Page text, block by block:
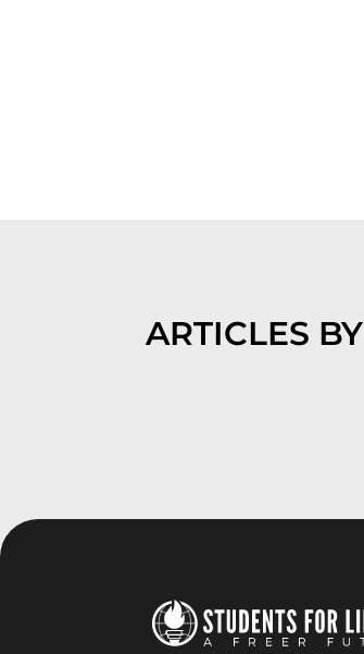
ARTICLES BY